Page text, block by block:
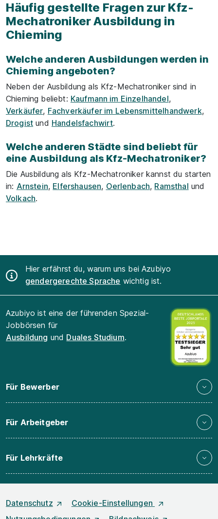
Häufig gestellte Fragen zur Kfz-
Mechatroniker Ausbildung in
Chieming
Welche anderen Ausbildungen werden in
Chieming angeboten?
Neben der Ausbildung als Kfz-Mechatroniker sind in
Chieming beliebt: Kaufmann im Einzelhandel,
Verkäufer, Fachverkäufer im Lebensmittelhandwerk,
Drogist und Handelsfachwirt.
Welche anderen Städte sind beliebt für
eine Ausbildung als Kfz-Mechatroniker?
Die Ausbildung als Kfz-Mechatroniker kannst du starten
in: Arnstein, Elfershausen, Oerlenbach, Ramsthal und
Volkach.
Hier erfährst du, warum uns bei Azubiyo
gendergerechte Sprache wichtig ist.
Azubiyo ist eine der führenden Spezial-
Jobbörsen für
Ausbildung und Duales Studium.
Für Bewerber
Für Arbeitgeber
Für Lehrkräfte
Datenschutz
Cookie-Einstellungen